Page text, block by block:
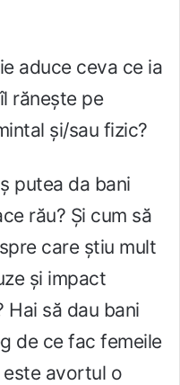
aduce ceva ce ia
rănește pe
și/sau fizic?
putea da bani
rău? Și cum să
care știu mult
și impact
Hai să dau bani
de ce fac femeile
avortul o